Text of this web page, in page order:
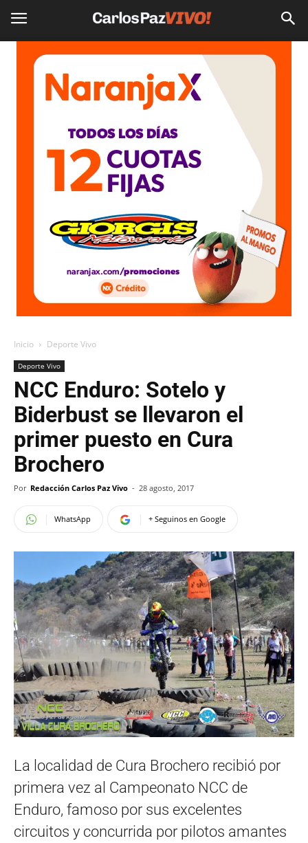
Inicio Deporte Vivo
Deporte Vivo
NCC Enduro: Sotelo y
Biderbust se llevaron el
primer puesto en Cura
Brochero
Por Redacción Carlos Paz Vivo - 28 agosto, 2017
WhatsApp + Seguinos en Google
La localidad de Cura Brochero recibió por
primera vez al Campeonato NCC de
Enduro, famoso por sus excelentes
circuitos y concurrida por pilotos amantes